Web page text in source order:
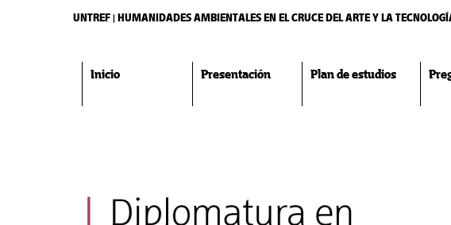
UNTREF | HUMANIDADES AMBIENTALES EN EL CRUCE DEL ARTE Y LA
Inicio Presentación Plan de estudios